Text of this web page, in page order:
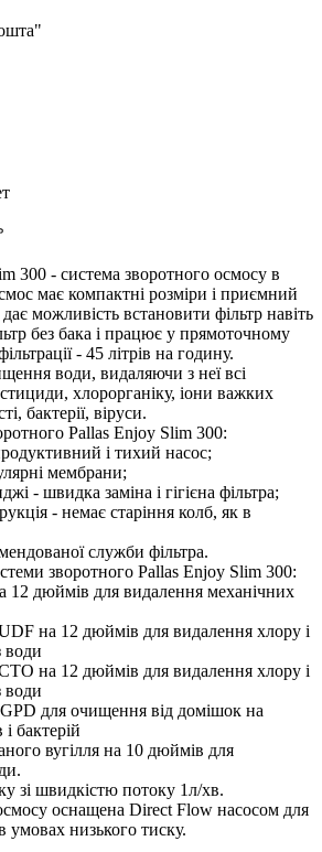
300 - система зворотного осмосу в
має компактні розміри і приємний
можливість встановити фільтр навіть
без бака і працює у прямоточному
- 45 літрів на годину.
води, видаляючи з неї всі
хлорорганіку, іони важких
бактерії, віруси.
Pallas Enjoy Slim 300:
і тихий насос;
мембрани;
- швидка заміна і гігієна фільтра;
- немає старіння колб, як в
служби фільтра.
зворотного Pallas Enjoy Slim 300:
12 дюймів для видалення механічних
на 12 дюймів для видалення хлору і
води
на 12 дюймів для видалення хлору і
води
для очищення від домішок на
бактерій
вугілля на 10 дюймів для
зі швидкістю потоку 1л/хв.
оснащена Direct Flow насосом для
умовах низького тиску.